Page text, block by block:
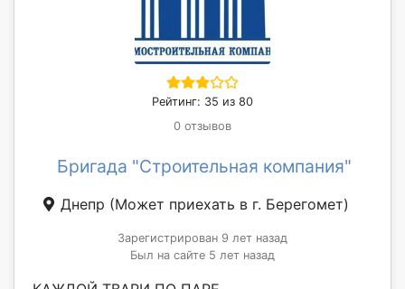
Рейтинг: 35 из 80
0 отзывов
Бригада "Строительная компания"
Днепр (Может приехать в г. Берегомет)
Зарегистрирован 9 лет назад
Был на сайте 5 лет назад